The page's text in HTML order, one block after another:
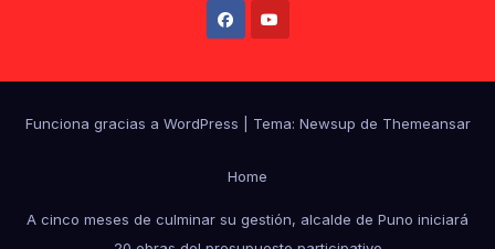
Funciona gracias a WordPress Tema: Newsup de Themeansar
Home
A cinco meses de culminar su gestión, alcalde de Puno iniciará